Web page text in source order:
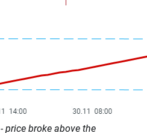
- price broke above the